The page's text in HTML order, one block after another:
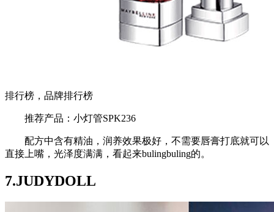
排行榜，品牌排行榜
推荐产品：小灯管SPK236
配方中含有精油，润养效果极好，不需要唇膏打底就可以
直接上嘴，光泽度满满，看起来bulingbuling的。
7.JUDYDOLL